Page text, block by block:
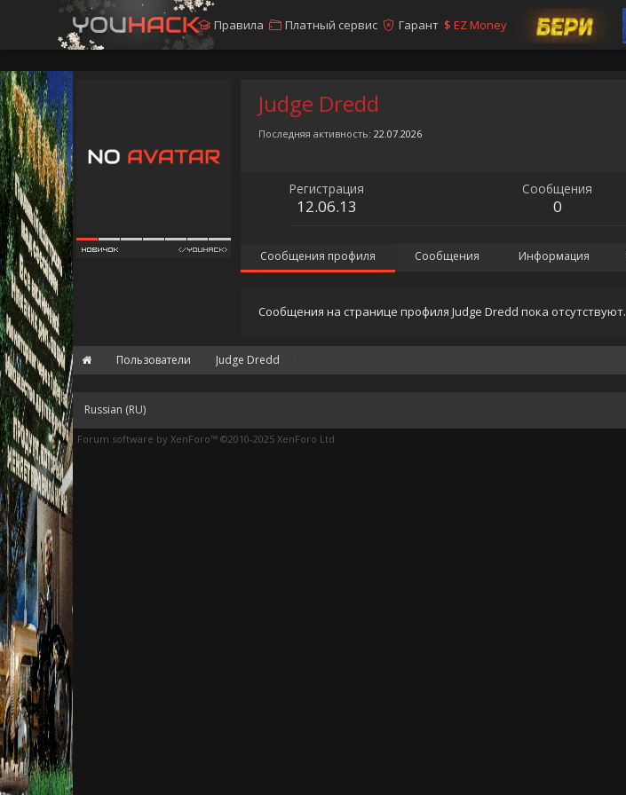
Judge Dredd
Последняя активность: 22.07.2026
Регистрация
12.06.13
Сообщения
0
Сообщения профиля Сообщения Информация
Сообщения на странице профиля Judge Dredd пока отсутствуют.
Пользователи Judge Dredd
Правила Платный сервис Гарант $ EZ Money
Russian (RU)
Forum software by XenForo™ ©2010-2025 XenForo Ltd.